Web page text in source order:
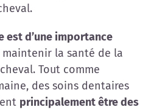
est d’une importance
la santé de la
Tout comme
des soins dentaires
principalement être des